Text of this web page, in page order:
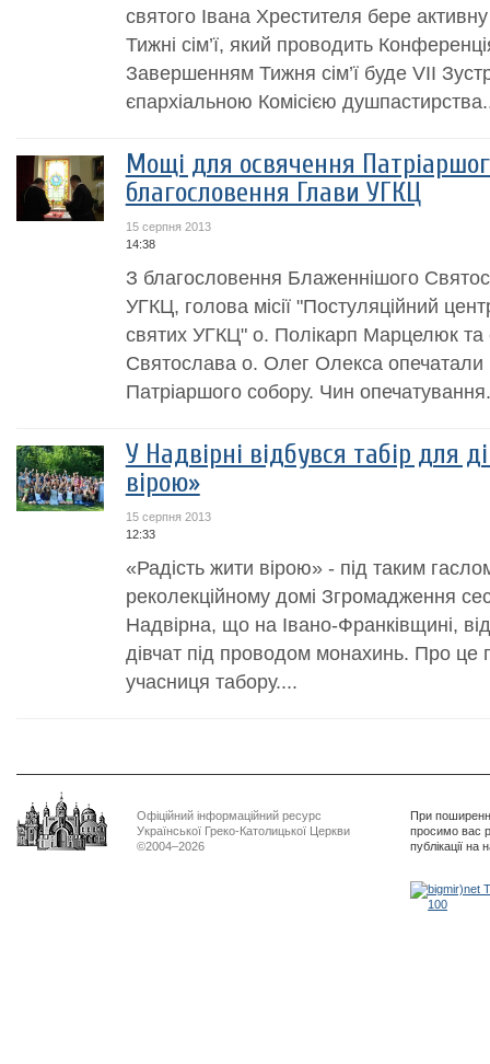
святого Івана Хрестителя бере
Тижні сім’ї, який проводить
Завершенням Тижня сім’ї буде VІІ
єпархіальною Комісією
Мощі для освячення
благословення Глави УГКЦ
15 серпня 2013
14:38
З благословення Блаженнішого
УГКЦ, голова місії "Постуляційний
святих УГКЦ" о. Полікарп Марцелюк та
Святослава о. Олег Олекса
Патріаршого собору. Чин
У Надвірні відбувся табір для
вірою»
15 серпня 2013
12:33
«Радість жити вірою» - під таким
реколекційному домі Згромадження
Надвірна, що на Івано-Франківщині,
дівчат під проводом монахинь. Про
учасниця табору....
Офіційний інформаційний ресурс
Української Греко-Католицької Церкви
©2004–2026
При
просимо вас
публікації на